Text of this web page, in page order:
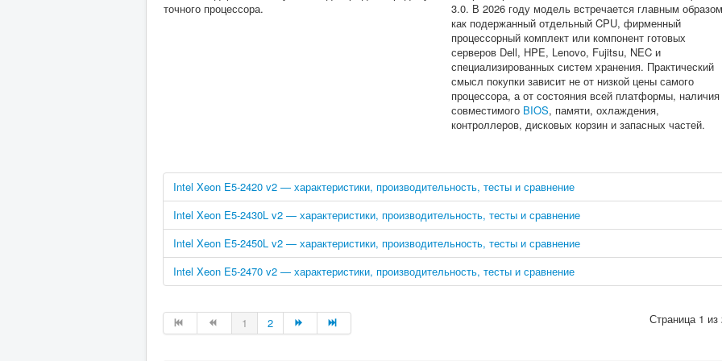
точного процессора.
3.0. В 2026 году модель встречается главным
как подержанный отдельный CPU, фирменный
процессорный комплект или компонент готовых
серверов Dell, HPE, Lenovo, Fujitsu, NEC и
специализированных систем хранения. Практический
смысл покупки зависит не от низкой цены самого
процессора, а от состояния всей платформы, наличия
совместимого BIOS, памяти, охлаждения,
контроллеров, дисковых корзин и запасных частей.
Intel Xeon E5-2420 v2 — характеристики, производительность, тесты и сравнение
Intel Xeon E5-2430L v2 — характеристики, производительность, тесты и сравнение
Intel Xeon E5-2450L v2 — характеристики, производительность, тесты и сравнение
Intel Xeon E5-2470 v2 — характеристики, производительность, тесты и сравнение
Страница 1 из
1 2